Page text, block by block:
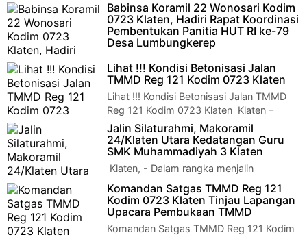
Sekaran dari Koramil 22 Wonosari Kodim 0723 Klaten,
melaksanakan Komunikasi Sosia…
Babinsa Koramil 22 Wonosari Kodim
0723 Klaten, Hadiri Rapat Koordinasi
Pembentukan Panitia HUT RI ke-79
Desa Lumbungkerep
Lumbungkerep Koramil 22 Wonosari Kodim 0723 Klaten,
menghadiri rapat koordinasi …
Lihat !!! Kondisi Betonisasi Jalan
TMMD Reg 121 Kodim 0723 Klaten
Lihat !!! Kondisi Betonisasi Jalan TMMD
Reg 121 Kodim 0723 Klaten Klaten –
Komandan Komando Distrik Militer (Dandi…
Jalin Silaturahmi, Makoramil
24/Klaten Utara Kedatangan Guru
SMK Muhammadiyah 3 Klaten
Klaten, - Dalam rangka menjalin
hubungan baik dan mempererat
silaturahmi, para guru dari SMK Muhammadiyah 3 Klaten mela…
Komandan Satgas TMMD Reg 121
Kodim 0723 Klaten Tinjau Lapangan
Upacara Pembukaan TMMD
Komandan Satgas TMMD Reg 121 Kodim